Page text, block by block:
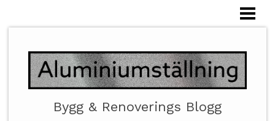
Bygg & Renoverings Blogg